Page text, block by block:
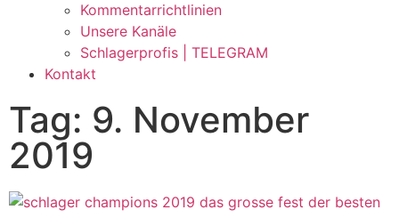
Kommentarrichtlinien
Unsere Kanäle
Schlagerprofis | TELEGRAM
Kontakt
Tag: 9. November
2019